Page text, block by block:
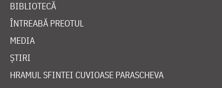
BIBLIOTECĂ
ÎNTREABĂ PREOTUL
MEDIA
ȘTIRI
HRAMUL SFINTEI CUVIOASE PARASCHEVA